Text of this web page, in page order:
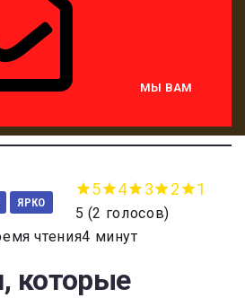
МЫ ВАМ
ЯРКО
5 4 3 2 1
5 (2 голосов)
чтения4 минут
которые